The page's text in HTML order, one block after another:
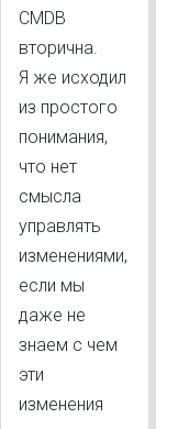
CMDB
вторична.
Я же исходил
из простого
понимания,
что нет
смысла
управлять
изменениями,
если мы
даже не
знаем с чем
эти
изменения